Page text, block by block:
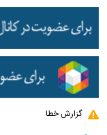
گزارش خطا